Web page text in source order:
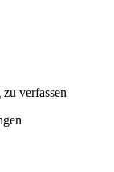
verfassen